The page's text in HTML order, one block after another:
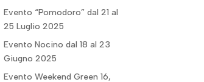
Evento “Pomodoro” dal 21 al
25 Luglio 2025
Evento Nocino dal 18 al 23
Giugno 2025
Evento Weekend Green 16,